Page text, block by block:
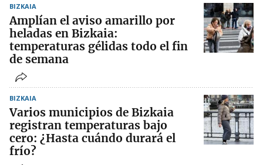
BIZKAIA
Amplían el aviso amarillo por
heladas en Bizkaia:
temperaturas gélidas todo el fin
de semana
BIZKAIA
Varios municipios de Bizkaia
registran temperaturas bajo
cero: ¿Hasta cuándo durará el
frío?